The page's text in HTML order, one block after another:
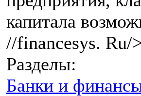
капитала
//financesys. Ru/
Разделы:
Банки и